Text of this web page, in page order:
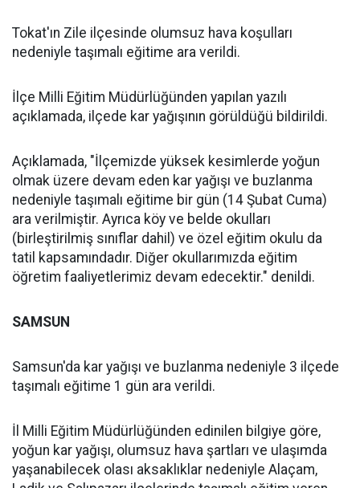
Tokat'ın Zile ilçesinde olumsuz hava koşulları
nedeniyle taşımalı eğitime ara verildi.
İlçe Milli Eğitim Müdürlüğünden yapılan yazılı
açıklamada, ilçede kar yağışının görüldüğü bildirildi.
Açıklamada, "İlçemizde yüksek kesimlerde yoğun
olmak üzere devam eden kar yağışı ve buzlanma
nedeniyle taşımalı eğitime bir gün (14 Şubat Cuma)
ara verilmiştir. Ayrıca köy ve belde okulları
(birleştirilmiş sınıflar dahil) ve özel eğitim okulu da
tatil kapsamındadır. Diğer okullarımızda eğitim
öğretim faaliyetlerimiz devam edecektir." denildi.
SAMSUN
Samsun'da kar yağışı ve buzlanma nedeniyle 3 ilçede
taşımalı eğitime 1 gün ara verildi.
İl Milli Eğitim Müdürlüğünden edinilen bilgiye göre,
yoğun kar yağışı, olumsuz hava şartları ve ulaşımda
yaşanabilecek olası aksaklıklar nedeniyle Alaçam,